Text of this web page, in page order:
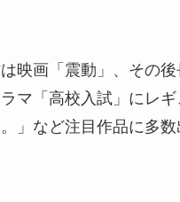
映画「震動」、その後
マ「高校入試」にレギ
」など注目作品に多数